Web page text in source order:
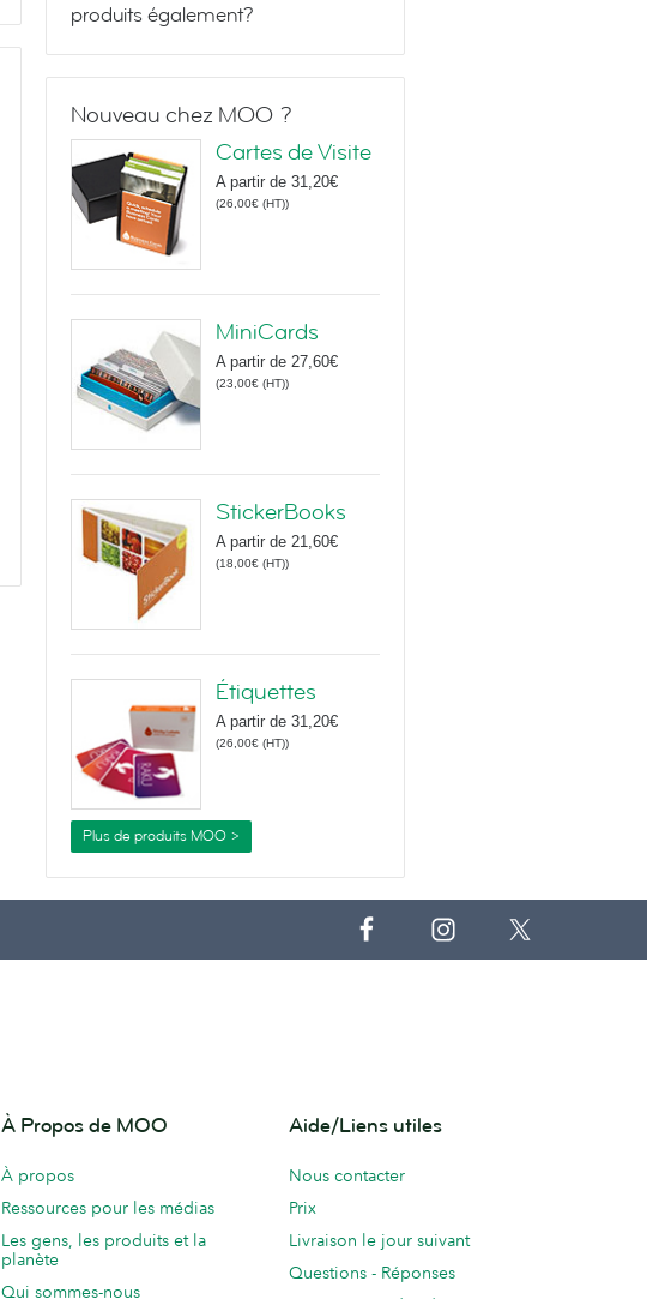
produits également?
Nouveau chez MOO ?
Cartes de Visite
A partir de 31,20€
(26,00€ (HT))
MiniCards
A partir de 27,60€
(23,00€ (HT))
StickerBooks
A partir de 21,60€
(18,00€ (HT))
Étiquettes
A partir de 31,20€
(26,00€ (HT))
Plus de produits MOO >
À Propos de MOO
À propos
Ressources pour les médias
Les gens, les produits et la
planète
Qui sommes-nous
Aide/Liens utiles
Nous contacter
Prix
Livraison le jour suivant
Questions - Réponses